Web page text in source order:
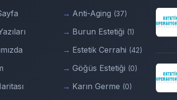
Anti-Aging (37)
Burun Estetiği (1)
Estetik Cerrahi (42)
Göğüs Estetiği (0)
Karın Germe (0)